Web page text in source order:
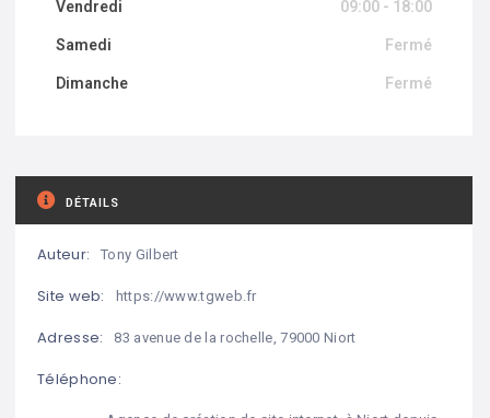
Vendredi 09:00 - 18:00
Samedi Fermé
Dimanche Fermé
DÉTAILS
Auteur: Tony Gilbert
Site web: https://www.tgweb.fr
Adresse: 83 avenue de la rochelle, 79000 Niort
Téléphone: